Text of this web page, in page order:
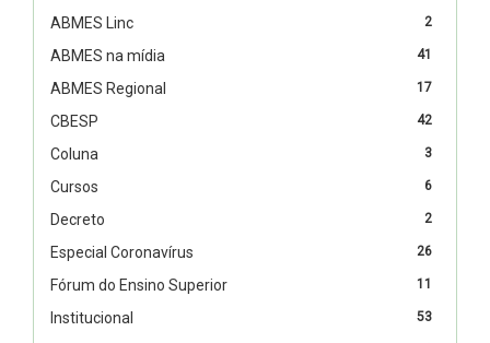
2
ABMES Linc
41
ABMES na mídia
17
ABMES Regional
42
CBESP
3
Coluna
6
Cursos
2
Decreto
26
Especial Coronavírus
11
Fórum do Ensino Superior
53
Institucional